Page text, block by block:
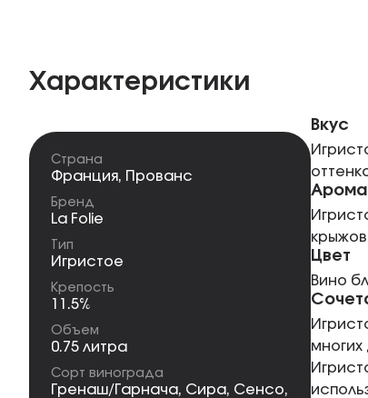
Характеристики
Страна
Франция, Прованс
Бренд
La Folie
Тип
Игристое
Крепость
11.5%
Объем
0.75 литра
Сорт винограда
Гренаш/Гарнача, Сира, Сенсо,
Вкус
Цвет
Вино